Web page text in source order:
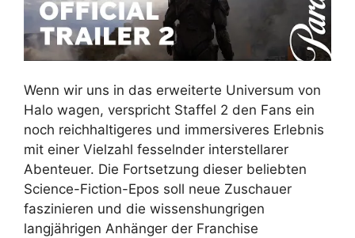
Wenn wir uns in das erweiterte Universum von
Halo wagen, verspricht Staffel 2 den Fans ein
noch reichhaltigeres und immersiveres Erlebnis
mit einer Vielzahl fesselnder interstellarer
Abenteuer. Die Fortsetzung dieser beliebten
Science-Fiction-Epos soll neue Zuschauer
faszinieren und die wissenshungrigen
langjährigen Anhänger der Franchise